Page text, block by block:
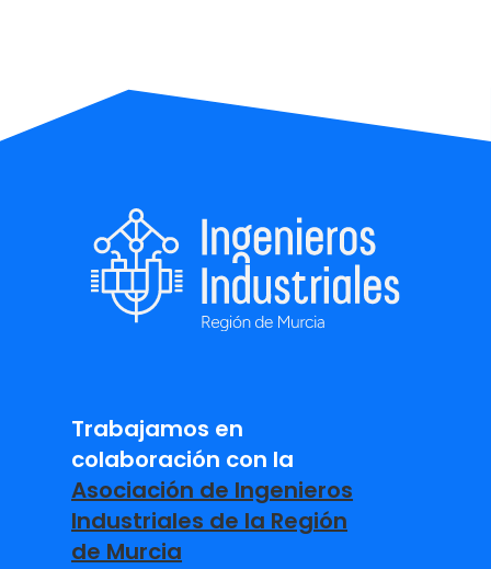
Trabajamos en
colaboración con la
Asociación de Ingenieros
Industriales de la Región
de Murcia